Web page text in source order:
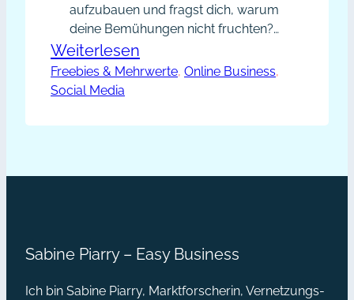
aufzubauen und fragst dich, warum
deine Bemühungen nicht fruchten?
Vielleicht bist du in Social Media
unglaublich aktiv, schreibst viele
Blogartikel, postest diese fleißig und
gering? Deine E-Mail-Liste wächst
bist, gestaltet sich der Weg mühsam.
Weiterlesen
7
für
Freebies & Mehrwerte, Online Business
Social Media
Sabine Piarry – Easy Business
Ich bin Sabine Piarry, Marktforscherin, Vernetzungs-